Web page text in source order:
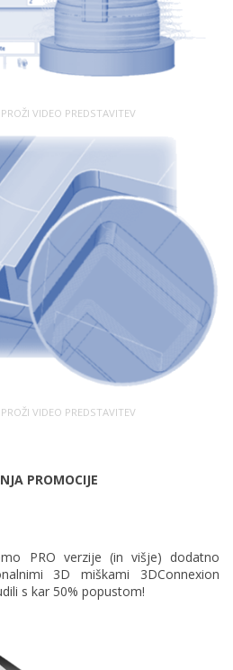
VIDEO PREDSTAVITEV
VIDEO PREDSTAVITEV
PROMOCIJE
PRO verzije (in višje) dodatno
3D miškami 3DConnexion
s kar 50% popustom!